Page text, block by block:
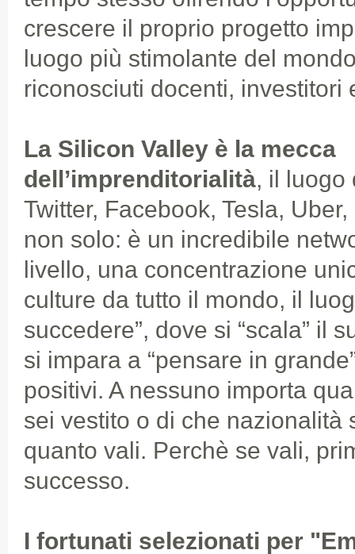
crescere il proprio progetto
luogo più stimolante del
riconosciuti docenti, investitori
La Silicon Valley è la mecca
dell’imprenditorialità, il luogo
Twitter, Facebook, Tesla,
non solo: è un incredibile
livello, una concentrazione
culture da tutto il mondo, il
succedere”, dove si “scala” il
si impara a “pensare in
positivi. A nessuno importa
sei vestito o di che nazionalità
quanto vali. Perchè se vali,
successo.
I fortunati selezionati per